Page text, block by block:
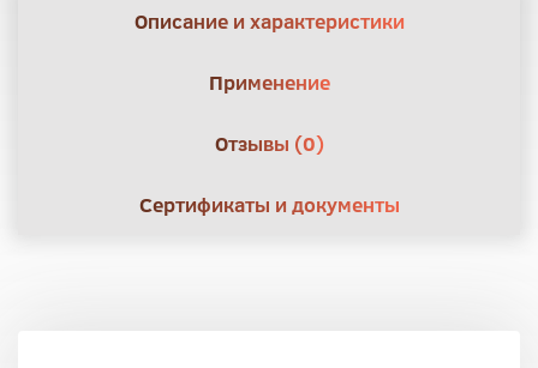
Описание и характеристики
Применение
Отзывы (0)
Сертификаты и документы